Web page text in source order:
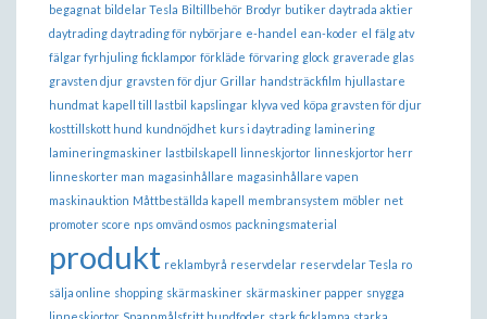
begagnat bildelar Tesla Biltillbehör Brodyr butiker daytrada aktier
daytrading daytrading för nybörjare e-handel ean-koder el fälg atv
fälgar fyrhjuling ficklampor förkläde förvaring glock graverade glas
gravsten djur gravsten för djur Grillar handsträckfilm hjullastare
hundmat kapell till lastbil kapslingar klyva ved köpa gravsten för djur
kosttillskott hund kundnöjdhet kurs i daytrading laminering
lamineringmaskiner lastbilskapell linneskjortor linneskjortor herr
linneskorter man magasinhållare magasinhållare vapen
maskinauktion Måttbeställda kapell membransystem möbler net
promoter score nps omvänd osmos packningsmaterial
produkt reklambyrå reservdelar reservdelar Tesla ro
sälja online shopping skärmaskiner skärmaskiner papper snygga
linneskjortor Spannmålsfritt hundfoder stark ficklampa starka